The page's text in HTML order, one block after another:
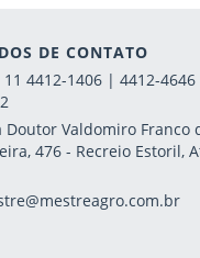
DE CONTATO
11 4412-1406 | 4412-
Doutor Valdomiro Franco
476 - Recreio Estoril,